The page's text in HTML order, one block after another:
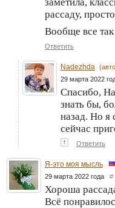
рассаду,
Вообще все так
Ответить
Nadezhda
29 марта 2022
Спасибо,
знать бы,
назад. Но я
сейчас
↑ Ответить
Я-это моя мысль
29 марта 2022 года #
Хороша
Всё